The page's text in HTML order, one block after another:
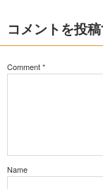
コメントを投
Comment*
Name